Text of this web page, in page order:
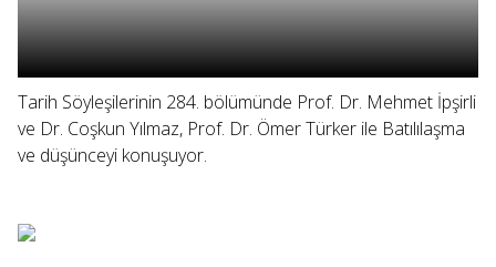
Tarih Söyleşilerinin 284. bölümünde Prof. Dr. Mehmet İpşirli
ve Dr. Coşkun Yılmaz, Prof. Dr. Ömer Türker ile Batılılaşma
ve düşünceyi konuşuyor.